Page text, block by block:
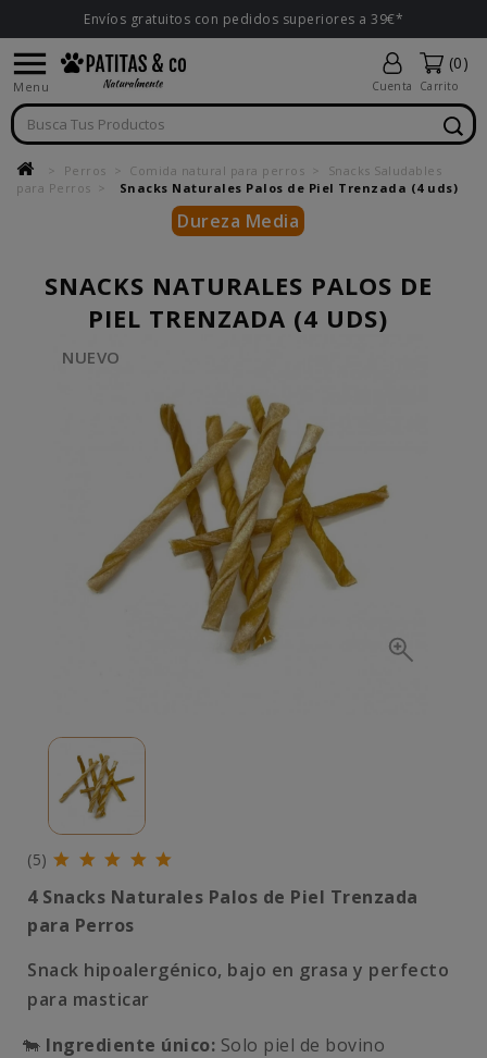
Envíos gratuitos con pedidos superiores a 39€*

Menu Cuenta
(0)
Carrito
Perros Comida natural para perros
Snacks Saludables
para Perros
Snacks Naturales Palos de Piel Trenzada (4 uds)
Dureza Media
SNACKS NATURALES PALOS DE
PIEL TRENZADA (4 UDS)
NUEVO
(5)
4 Snacks Naturales Palos de Piel Trenzada
para Perros
Snack hipoalergénico, bajo en grasa y perfecto
para masticar
🐄 Ingrediente único: Solo piel de bovino